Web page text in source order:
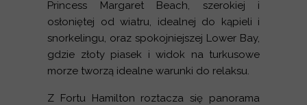
Princess Margaret Beach, szerokiej i
osłoniętej od wiatru, idealnej do kąpieli i
snorkelingu, oraz spokojniejszej Lower Bay,
gdzie złoty piasek i widok na turkusowe
morze tworzą idealne warunki do relaksu.
Z Fortu Hamilton roztacza się panorama